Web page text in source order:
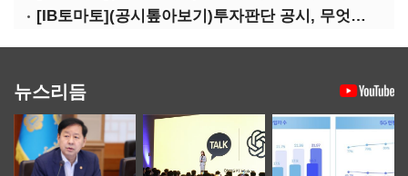
[IB토마토](공시톺아보기)투자판단 공시, 무엇이 '중요한 경영사항'일까
뉴스리듬